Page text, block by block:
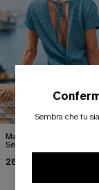
Maglietta blu Dream
Sequence
28,00 €
Sembra che tu